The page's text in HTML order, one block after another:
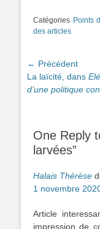
Catégories Points
des articles
Navigation
de
l’article
← Précédent
Article
précédent :
La laïcité, dans
d’une politique
One Reply
larvées”
Halais Thérèse
1 novembre
Article
impression de